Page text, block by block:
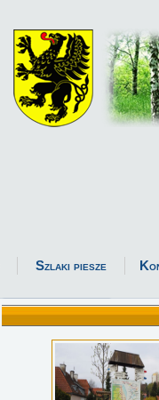
Szlaki piesze